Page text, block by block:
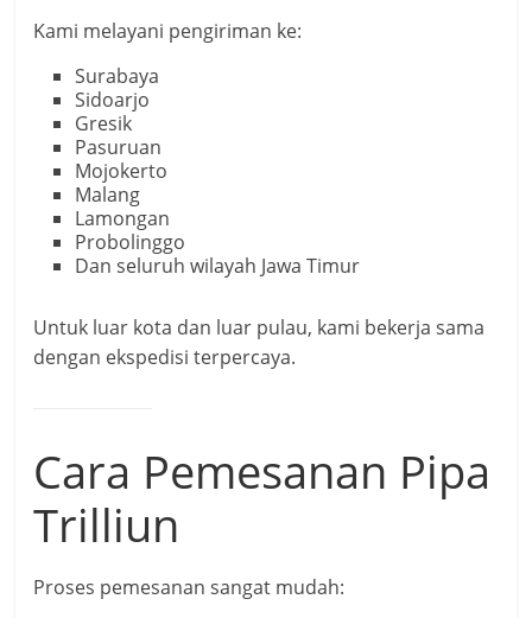
Kami melayani pengiriman ke:
Surabaya
Sidoarjo
Gresik
Pasuruan
Mojokerto
Malang
Lamongan
Probolinggo
Dan seluruh wilayah Jawa Timur
Untuk luar kota dan luar pulau, kami bekerja sama
dengan ekspedisi terpercaya.
Cara Pemesanan Pipa
Trilliun
Proses pemesanan sangat mudah: